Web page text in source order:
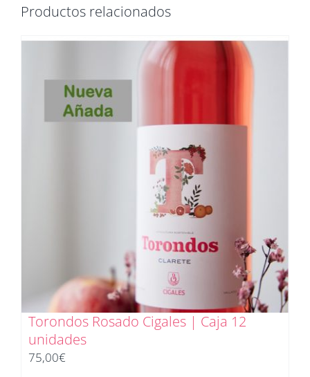
Productos relacionados
Torondos Rosado Cigales | Caja 12
unidades
75,00€